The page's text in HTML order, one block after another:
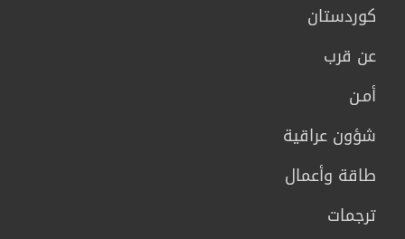
كوردستان
عن قرب
أمـن
شؤون عراقية
طاقة وأعمال
ترجمات